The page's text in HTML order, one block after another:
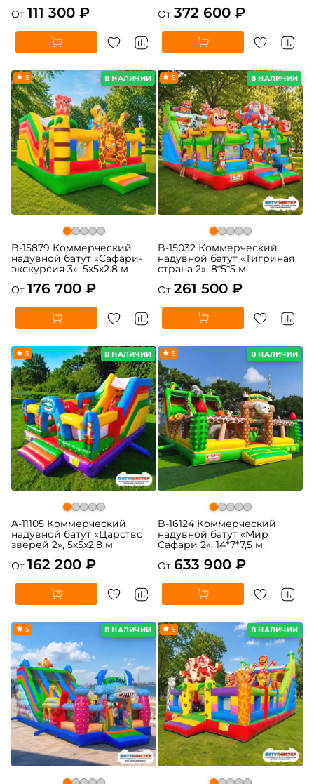
От 111 300 ₽
От 372 600 ₽
В НАЛИЧИИ
5
B-15879 Коммерческий
надувной батут «Сафари-
экскурсия 3», 5x5x2.8 м
От 176 700 ₽
В НАЛИЧИИ
5
B-15032 Коммерческий
надувной батут «Тигриная
страна 2», 8*5*5 м
От 261 500 ₽
В НАЛИЧИИ
5
A-11105 Коммерческий
надувной батут «Царство
зверей 2», 5x5x2.8 м
От 162 200 ₽
В НАЛИЧИИ
5
B-16124 Коммерческий
надувной батут «Мир
Сафари 2», 14*7*7,5 м.
От 633 900 ₽
В НАЛИЧИИ
5 В НАЛИЧИИ
5